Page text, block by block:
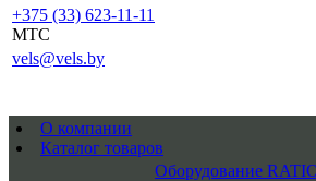
+375 (33) 623-11-11
MTC
vels@vels.by
О компании
Каталог товаров
Оборудование